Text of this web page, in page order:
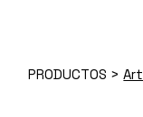
PRODUCTOS >